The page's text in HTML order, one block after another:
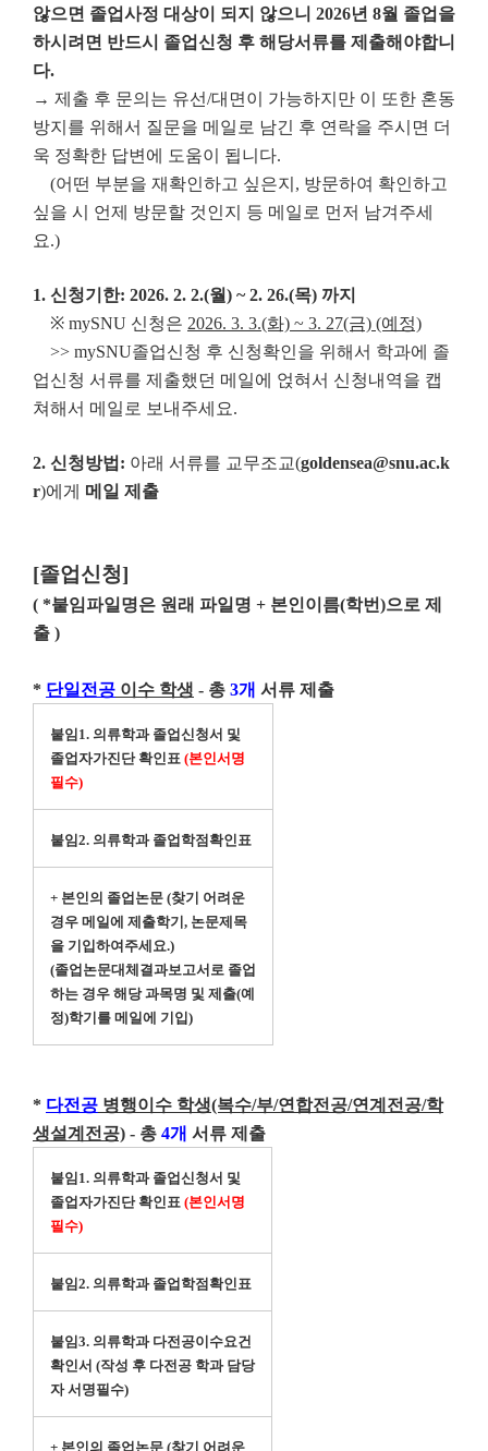
않으면 졸업사정 대상이 되지 않으니 2026년 8월 졸업을
하시려면 반드시 졸업신청 후 해당서류를 제출해야합니
다.
→ 제출 후 문의는 유선/대면이 가능하지만 이 또한 혼동
방지를 위해서 질문을 메일로 남긴 후 연락을 주시면 더
욱 정확한 답변에 도움이 됩니다.
(어떤 부분을 재확인하고 싶은지, 방문하여 확인하고
싶을 시 언제 방문할 것인지 등 메일로 먼저 남겨주세
요.)
1. 신청기한: 2026. 2. 2.(월) ~ 2. 26.(목) 까지
※ mySNU 신청은 2026. 3. 3.(화) ~ 3. 27(금) (예정)
>> mySNU졸업신청 후 신청확인을 위해서 학과에 졸
업신청 서류를 제출했던 메일에 얹혀서 신청내역을 캡
쳐해서 메일로 보내주세요.
2. 신청방법: 아래 서류를 교무조교(goldensea@snu.ac.k
r)에게 메일 제출
[졸업신청]
( *붙임파일명은 원래 파일명 + 본인이름(학번)으로 제
출 )
* 단일 전공 이수 학생 - 총 3개 서류 제출
붙임1. 의류학과 졸업신청서 및
졸업자가진단 확인표 (본인서명
필수)
붙임2. 의류학과 졸업학점확인표
+ 본인의 졸업논문 (찾기 어려운
경우 메일에 제출학기, 논문제목
을 기입하여주세요.)
(졸업논문대체결과보고서로 졸업
하는 경우 해당 과목명 및 제출(예
정)학기를 메일에 기입)
* 다전공 병행이수 학생(복수/부/연합전공/연계전공/학
생설계전공) - 총 4개 서류 제출
붙임1. 의류학과 졸업신청서 및
졸업자가진단 확인표 (본인서명
필수)
붙임2. 의류학과 졸업학점확인표
붙임3. 의류학과 다전공이수요건
확인서 (작성 후 다전공 학과 담당
자 서명필수)
+ 본인의 졸업논문 (찾기 어려운